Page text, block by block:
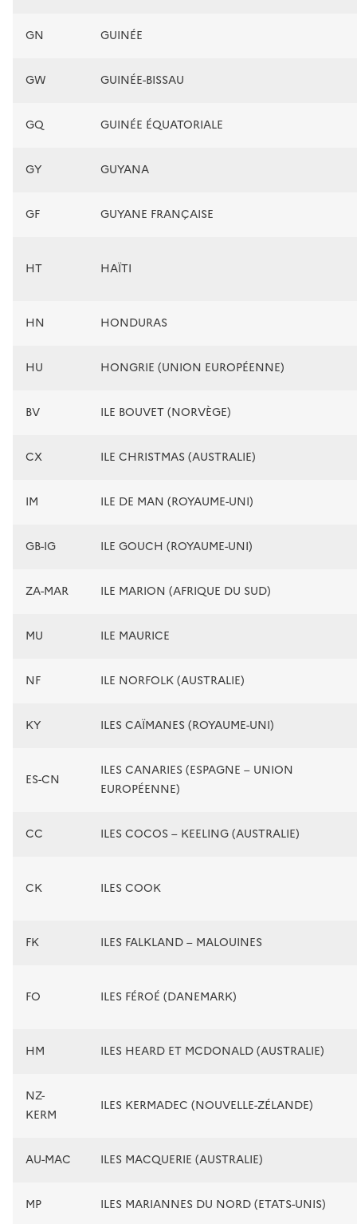
GN GUINÉE
GW GUINÉE-BISSAU
GQ GUINÉE ÉQUATORIALE
GY GUYANA
GF GUYANE FRANÇAISE
HT HAÏTI
HN HONDURAS
HU HONGRIE (UNION EUROPÉENNE)
BV ILE BOUVET (NORVÈGE)
CX ILE CHRISTMAS (AUSTRALIE)
IM ILE DE MAN (ROYAUME-UNI)
GB-IG ILE GOUCH (ROYAUME-UNI)
ZA-MAR ILE MARION (AFRIQUE DU SUD)
MU ILE MAURICE
NF ILE NORFOLK (AUSTRALIE)
KY ILES CAÏMANES (ROYAUME-UNI)
ES-CN
ILES CANARIES (ESPAGNE – UNION
EUROPÉENNE)
CC ILES COCOS – KEELING (AUSTRALIE)
CK ILES COOK
FK ILES FALKLAND – MALOUINES
FO ILES FÉROÉ (DANEMARK)
HM ILES HEARD ET MCDONALD (AUSTRALIE)
NZ-
KERM
ILES KERMADEC (NOUVELLE-ZÉLANDE)
AU-MAC ILES MACQUERIE (AUSTRALIE)
MP ILES MARIANNES DU NORD (ETATS-UNIS)